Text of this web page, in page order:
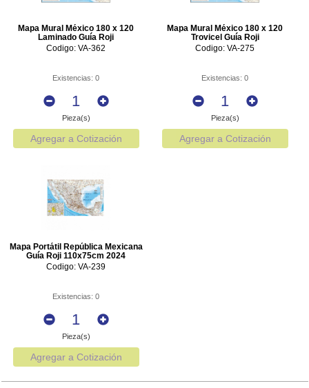
Mapa Mural México 180 x 120
Laminado Guía Roji
Codigo: VA-362
Existencias: 0
Pieza(s)
Agregar a Cotización
Mapa Mural México 180 x 120
Trovicel Guía Roji
Codigo: VA-275
Existencias: 0
Pieza(s)
Agregar a Cotización
Mapa Portátil República Mexicana
Guía Roji 110x75cm 2024
Codigo: VA-239
Existencias: 0
Pieza(s)
Agregar a Cotización